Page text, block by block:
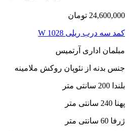
24,600,000 تومان
کمد سه درب ریلی W 1028
مبلمان اداری آرتمیس
جنس بدنه از نئوپان روکش ملامینه
بلندا 200 سانتی متر
پهنا 240 سانتی متر
ژرفا 60 سانتی متر